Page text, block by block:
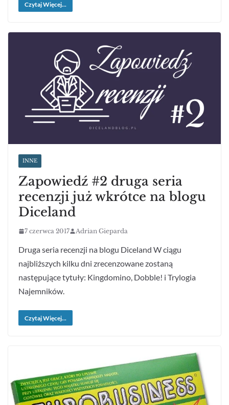
Czytaj Więcej...
INNE
Zapowiedź #2 druga seria
recenzji już wkrótce na blogu
Diceland
7 czerwca 2017 Adrian Gieparda
Druga seria recenzji na blogu Diceland W ciągu
najbliższych kilku dni zrecenzowane zostaną
następujące tytuły: Kingdomino, Dobble! i Trylogia
Najemników.
Czytaj Więcej...